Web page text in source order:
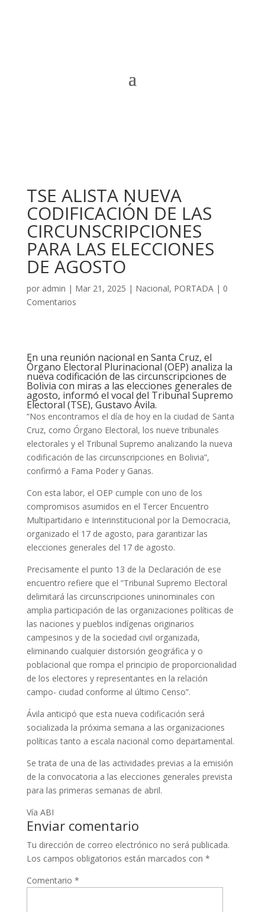
TSE ALISTA NUEVA
CODIFICACIÓN DE LAS
CIRCUNSCRIPCIONES
PARA LAS ELECCIONES
DE AGOSTO
por admin | Mar 21, 2025 | Nacional, PORTADA| 0
Comentarios
En una reunión nacional en Santa Cruz, el
Órgano Electoral Plurinacional (OEP) analiza la
nueva codificación de las circunscripciones de
Bolivia con miras a las elecciones generales de
agosto, informó el vocal del Tribunal Supremo
Electoral (TSE), Gustavo Ávila.
“Nos encontramos el día de hoy en la ciudad de Santa
Cruz, como Órgano Electoral, los nueve tribunales
electorales y el Tribunal Supremo analizando la nueva
codificación de las circunscripciones en Bolivia”,
confirmó a Fama Poder y Ganas.
Con esta labor, el OEP cumple con uno de los
compromisos asumidos en el Tercer Encuentro
Multipartidario e Interinstitucional por la Democracia,
organizado el 17 de agosto, para garantizar las
elecciones generales del 17 de agosto.
Precisamente el punto 13 de la Declaración de ese
encuentro refiere que el “Tribunal Supremo Electoral
delimitará las circunscripciones uninominales con
amplia participación de las organizaciones políticas de
las naciones y pueblos indígenas originarios
campesinos y de la sociedad civil organizada,
eliminando cualquier distorsión geográfica y o
poblacional que rompa el principio de proporcionalidad
de los electores y representantes en la relación
campo- ciudad conforme al último Censo”.
Ávila anticipó que esta nueva codificación será
socializada la próxima semana a las organizaciones
políticas tanto a escala nacional como departamental.
Se trata de una de las actividades previas a la emisión
de la convocatoria a las elecciones generales prevista
para las primeras semanas de abril.
Vía ABI
Enviar comentario
Tu dirección de correo electrónico no será publicada.
Los campos obligatorios están marcados con *
Comentario *